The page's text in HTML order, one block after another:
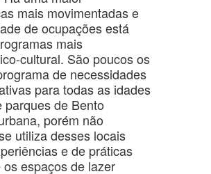
mais movimentadas e
de ocupações está
mais
cultural. São poucos os
de necessidades
para todas as idades
de Bento
porém não
utiliza desses locais
e de práticas
espaços de lazer